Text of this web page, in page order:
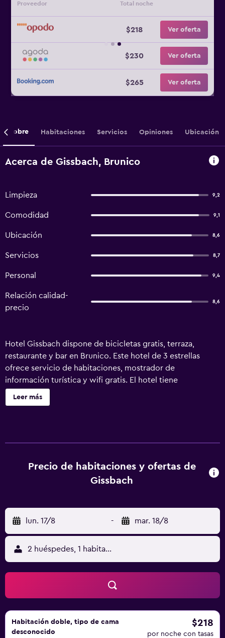
Proveedor Total noche
$218 Ver oferta
$230 Ver oferta
$265 Ver oferta
Sobre Habitaciones Servicios Opiniones Ubicación
Acerca de Gissbach, Brunico
Limpieza 9,2
Comodidad 9,1
Ubicación 8,6
Servicios 8,7
Personal 9,4
Relación calidad-
precio
8,6
Hotel Gissbach dispone de bicicletas gratis, terraza,
restaurante y bar en Brunico. Este hotel de 3 estrellas
ofrece servicio de habitaciones, mostrador de
información turística y wifi gratis. El hotel tiene
habitaciones familiares. En el hotel, cada habitación
incluye armario, TV de pantalla plana, baño privado, ropa
cuenta con piscina cubierta, sauna y bañera de
hidromasaje, o en eljardín, equipado con zona de juegos
ciclismo. Abadía de Novacella está a 31 km del
alojamiento, y Catedral de Bressanone está a 35 km. El
aeropuerto (Aeropuerto de Bolzano) está a 77 km.
Leer más
Precio de habitaciones y ofertas de
Gissbach
lun. 17/8 - mar. 18/8
2 huéspedes, 1 habitación
Habitación doble, tipo de cama
desconocido
$218
por noche con tasas